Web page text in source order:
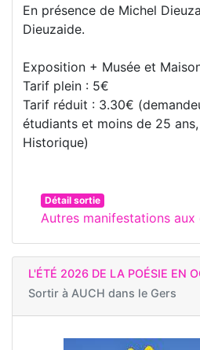
En présence de Michel
Dieuzaide.
Exposition + Musée et
Tarif plein : 5€
Tarif réduit : 3.30€
étudiants et moins de 25
Historique)
Détail sortie
Autres manifestations aux
L'ÉTÉ 2026 DE LA POÉSIE EN
Sortir à AUCH dans le Gers